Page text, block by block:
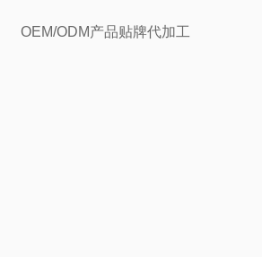
OEM/ODM产品贴牌代加工